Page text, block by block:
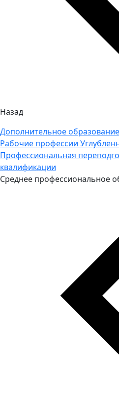
Назад
Дополнительное образование
Рабочие профессии
Профессиональная
квалификации
Среднее профессиональное